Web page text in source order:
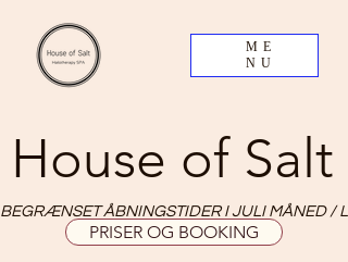
ME
NU
House of Salt
PRISER OG BOOKING
BEGRÆNSET ÅBNINGSTIDER I JULI MÅNED /